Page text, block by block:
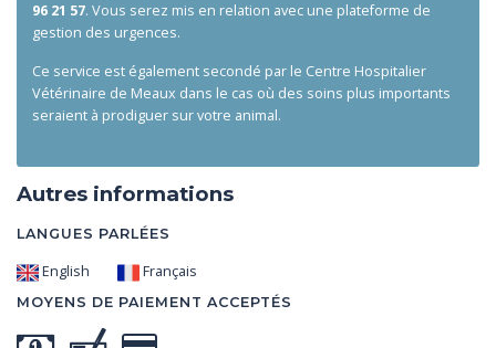
96 21 57. Vous serez mis en relation avec une plateforme de
gestion des urgences.
Ce service est également secondé par le Centre Hospitalier
Vétérinaire de Meaux dans le cas où des soins plus importants
seraient à prodiguer sur votre animal.
Autres informations
LANGUES PARLÉES
English Français
MOYENS DE PAIEMENT ACCEPTÉS